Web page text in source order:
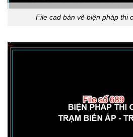
File cad bản vẽ biện pháp thi